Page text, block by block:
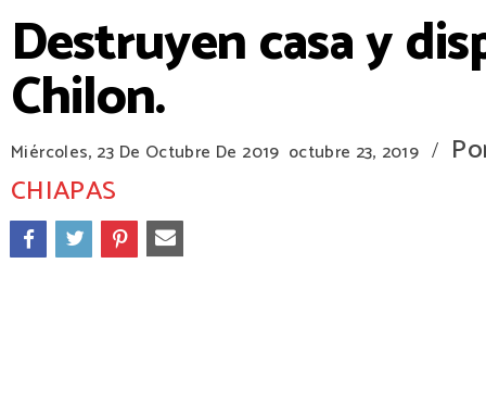
Destruyen casa y
Chilon.
Miércoles, 23 De Octubre De 2019 octubre 23, 2019 /
CHIAPAS